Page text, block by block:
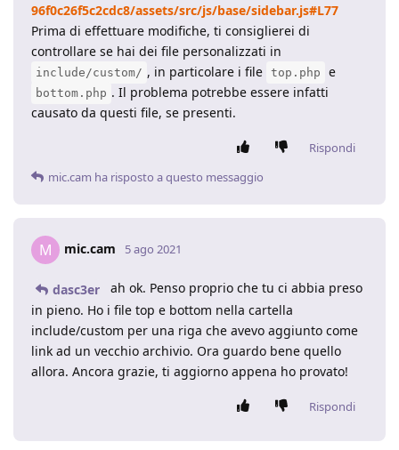
96f0c26f5c2cdc8/assets/src/js/base/sidebar.js#L77
Prima di effettuare modifiche, ti consiglierei di
controllare se hai dei file personalizzati in
include/custom/ , in particolare i file top.php e
bottom.php . Il problema potrebbe essere infatti
causato da questi file, se presenti.
Rispondi
mic.cam ha risposto a questo messaggio
M mic.cam 5 ago 2021
dasc3er
ah ok. Penso proprio che tu ci abbia preso
in pieno. Ho i file top e bottom nella cartella
include/custom per una riga che avevo aggiunto come
link ad un vecchio archivio. Ora guardo bene quello
allora. Ancora grazie, ti aggiorno appena ho provato!
Rispondi